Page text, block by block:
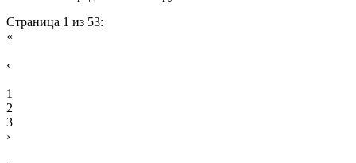
Страница 1 из 53:
«
‹
1
2
3
›